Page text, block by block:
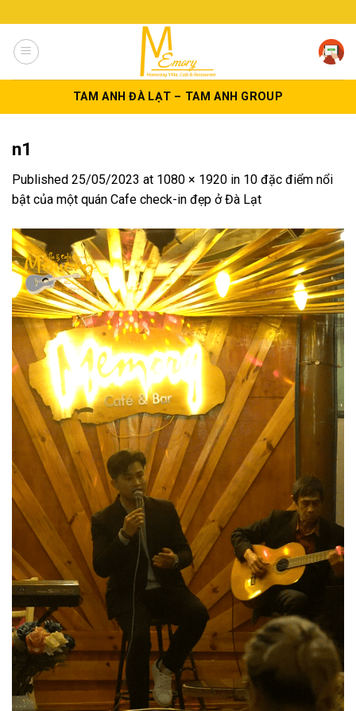
to
content
TAM ANH ĐÀ LẠT – TAM ANH GROUP
n1
Published 25/05/2023 at 1080 × 1920 in 10 đặc điểm nổi
bật của một quán Cafe check-in đẹp ở Đà Lạt